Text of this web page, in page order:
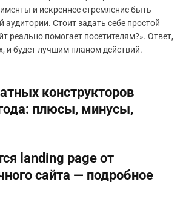
и искреннее стремление быть
аудитории. Стоит задать себе простой
реально помогает посетителям?». Ответ,
и будет лучшим планом действий.
конструкторов
плюсы, минусы,
landing page от
сайта — подробное